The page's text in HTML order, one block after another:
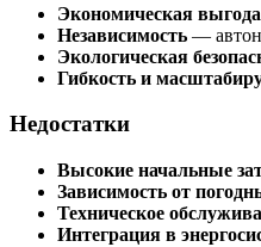
Экономическая выгода
Независимость —
Экологическая
Гибкость и
Недостатки
Высокие начальные
Зависимость от
Техническое
Интеграция в